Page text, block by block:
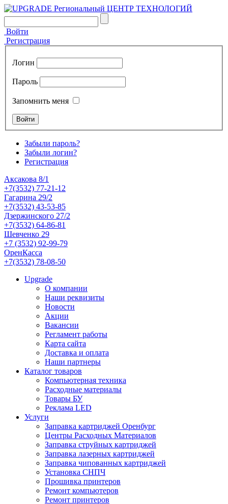
Войти
Регистрация
Логин
Пароль
Запомнить меня
Забыли пароль?
Забыли логин?
Регистрация
Аксакова 8/1
+7(3532) 77-21-12
Гагарина 29/2
+7(3532) 43-53-85
Дзержинского 27/2
+7(3532) 64-86-81
Шевченко 29
+7 (3532) 92-99-79
ОренКасса
+7(3532) 78-08-50
Upgrade
О компании
Наши реквизиты
Новости
Акции
Вакансии
Регламент работы
Карта сайта
Доставка и оплата
Наши партнеры
Каталог товаров
Компьютерная техника
Расходные материалы
Товары БУ
Реклама LED
Услуги
Заправка картриджей Оренбург
Центры Расходных Материалов
Заправка струйных картриджей
Заправка лазерных картриджей
Заправка чипованных картриджей
Установка СНПЧ
Прошивка принтеров
Ремонт компьютеров
Ремонт принтеров